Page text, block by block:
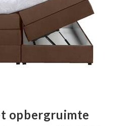
opbergruimte